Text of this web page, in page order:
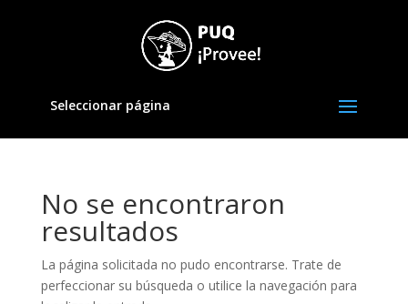
Seleccionar página
No se encontraron
resultados
La página solicitada no pudo encontrarse. Trate de
perfeccionar su búsqueda o utilice la navegación para